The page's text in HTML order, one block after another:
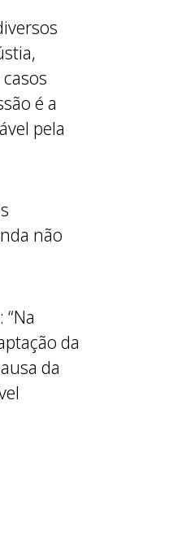
é a
pela
não
da
da